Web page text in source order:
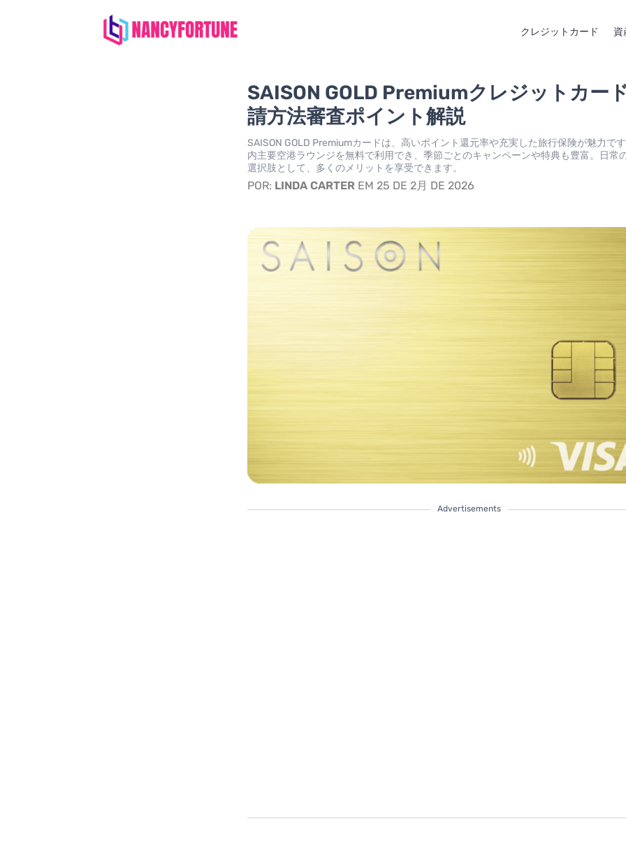
クレジットカード 資
SAISON GOLD Premiumクレジットカー
請方法審査ポイント解説
SAISON GOLD Premiumカードは、高いポイント還元率や充実した旅行保険が魅力で
内主要空港ラウンジを無料で利用でき、季節ごとのキャンペーンや特典も豊富。日常
選択肢として、多くのメリットを享受できます。
POR: LINDA CARTER EM 25 DE 2月 DE 2026
Advertisements